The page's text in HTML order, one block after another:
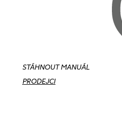
STÁHNOUT MANUÁL
PRODEJCI